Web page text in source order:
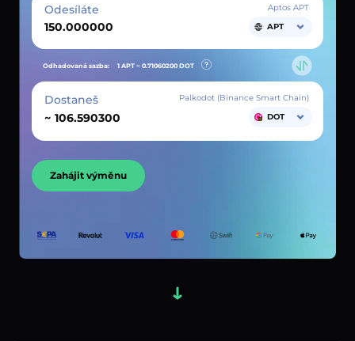
Odesíláte
Aptos APT
APT
Odhadovaná sazba: 1 APT ~ 0.71060200 DOT
Dostaneš
~
Palkodot (Binance Smart Chain)
DOT
Zahájit výměnu